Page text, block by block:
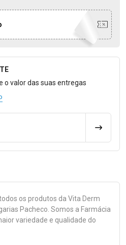
o Frete
o valor das suas entregas
os produtos da Vita Derm
Pacheco. Somos a Farmácia
variedade e qualidade do